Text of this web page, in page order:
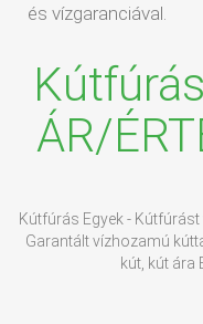
és vízgaranciával.
ÁR/
Kútfúrás Egyek -
Garantált vízhozamú
kút, kút ára